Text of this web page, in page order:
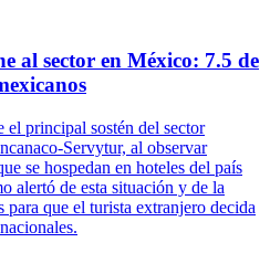
al sector en México: 7.5 de
el principal sostén del sector
Servytur, al observar
se hospedan en hoteles del país
alertó de esta situación y de la
para que el turista extranjero decida